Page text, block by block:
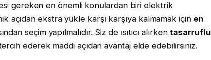
gereken en önemli konulardan biri elektrik
açıdan ekstra yükle karşı karşıya kalmamak için en
seçim yapılmalıdır. Siz de ısıtıcı alırken tasarruflu
ederek maddi açıdan avantaj elde edebilirsiniz.